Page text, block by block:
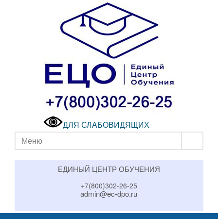
ДЛЯ СЛАБОВИДЯЩИХ
Меню
ЕДИНЫЙ ЦЕНТР ОБУЧЕНИЯ
+7(800)302-26-25
admin@ec-dpo.ru